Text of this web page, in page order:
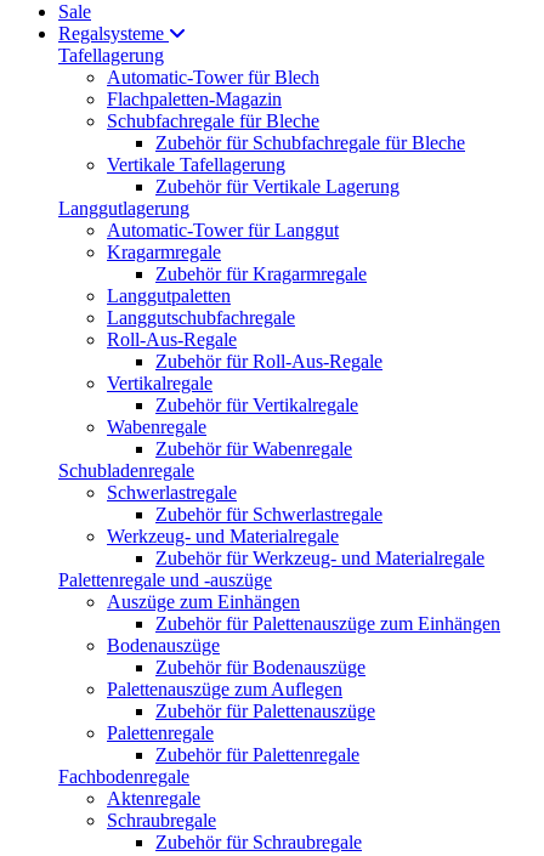
Sale
Regalsysteme
Tafellagerung
Automatic-Tower für Blech
Flachpaletten-Magazin
Schubfachregale für Bleche
Zubehör für Schubfachregale für Bleche
Vertikale Tafellagerung
Zubehör für Vertikale Lagerung
Langgutlagerung
Automatic-Tower für Langgut
Kragarmregale
Zubehör für Kragarmregale
Langgutpaletten
Langgutschubfachregale
Roll-Aus-Regale
Zubehör für Roll-Aus-Regale
Vertikalregale
Zubehör für Vertikalregale
Wabenregale
Zubehör für Wabenregale
Schubladenregale
Schwerlastregale
Zubehör für Schwerlastregale
Werkzeug- und Materialregale
Zubehör für Werkzeug- und Materialregale
Palettenregale und -auszüge
Auszüge zum Einhängen
Zubehör für Palettenauszüge zum Einhängen
Bodenauszüge
Zubehör für Bodenauszüge
Palettenauszüge zum Auflegen
Zubehör für Palettenauszüge
Palettenregale
Zubehör für Palettenregale
Fachbodenregale
Aktenregale
Schraubregale
Zubehör für Schraubregale